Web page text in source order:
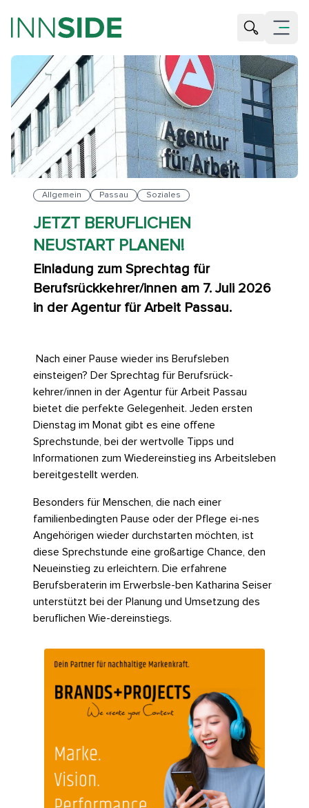
Suche
Menü
Allgemein Passau Soziales
JETZT BERUFLICHEN
NEUSTART PLANEN!
Einladung zum Sprechtag für
Berufsrückkehrer/innen am 7. Juli 2026
in der Agentur für Arbeit Passau.
Nach einer Pause wieder ins Berufsleben
einsteigen? Der Sprechtag für Berufsrück-
kehrer/innen in der Agentur für Arbeit Passau
bietet die perfekte Gelegenheit. Jeden ersten
Dienstag im Monat gibt es eine offene
Sprechstunde, bei der wertvolle Tipps und
Informationen zum Wiedereinstieg ins Arbeitsleben
bereitgestellt werden.
Besonders für Menschen, die nach einer
familienbedingten Pause oder der Pflege ei-nes
Angehörigen wieder durchstarten möchten, ist
diese Sprechstunde eine großartige Chance, den
Neueinstieg zu erleichtern. Die erfahrene
Berufsberaterin im Erwerbsle-ben Katharina Seiser
unterstützt bei der Planung und Umsetzung des
beruflichen Wie-dereinstiegs.